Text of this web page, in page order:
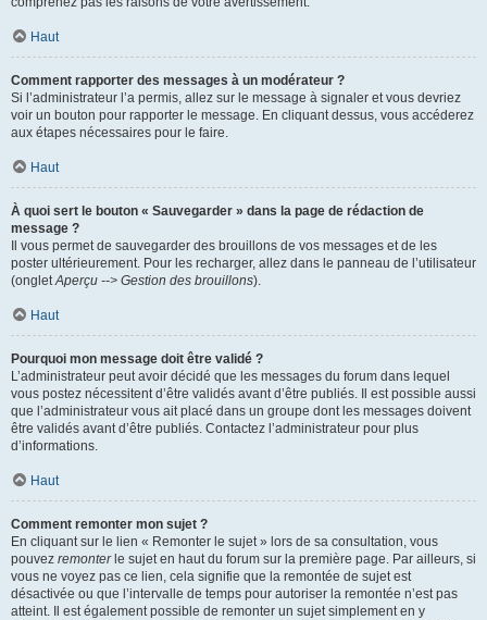
Haut
Comment rapporter des messages à un modérateur ?
Si l’administrateur l’a permis, allez sur le message à signaler et vous devriez
voir un bouton pour rapporter le message. En cliquant dessus, vous accéderez
aux étapes nécessaires pour le faire.
Haut
À quoi sert le bouton « Sauvegarder » dans la page de rédaction de
message ?
Il vous permet de sauvegarder des brouillons de vos messages et de les
poster ultérieurement. Pour les recharger, allez dans le panneau de l’utilisateur
(ongletAperçu --> Gestion des brouillons).
Haut
Pourquoi mon message doit être validé ?
L’administrateur peut avoir décidé que les messages du forum dans lequel
vous postez nécessitent d’être validés avant d’être publiés. Il est possible aussi
que l’administrateur vous ait placé dans un groupe dont les messages doivent
être validés avant d’être publiés. Contactez l’administrateur pour plus
d’informations.
Haut
Comment remonter mon sujet ?
En cliquant sur le lien « Remonter le sujet » lors de sa consultation, vous
pouvez remonterle sujet en haut du forum sur la première page. Par ailleurs, si
vous ne voyez pas ce lien, cela signifie que la remontée de sujet est
désactivée ou que l’intervalle de temps pour autoriser la remontée n’est pas
atteint. Il est également possible de remonter un sujet simplement en y